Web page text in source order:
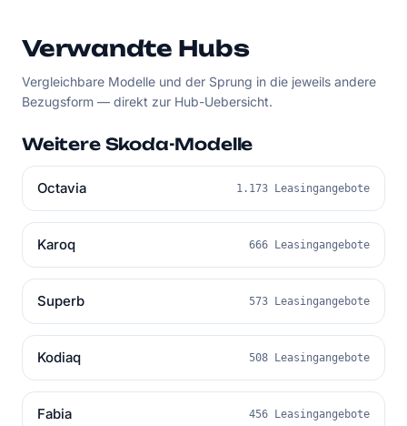
Verwandte Hubs
Vergleichbare Modelle und der Sprung in die jeweils andere
Bezugsform — direkt zur Hub-Uebersicht.
Weitere Skoda-Modelle
Octavia 1.173 Leasingangebote
Karoq 666 Leasingangebote
Superb 573 Leasingangebote
Kodiaq 508 Leasingangebote
Fabia 456 Leasingangebote